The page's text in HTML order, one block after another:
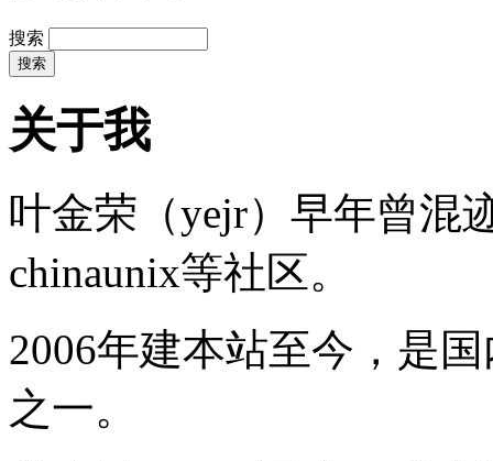
搜索
关于我
叶金荣（yejr）早年曾混
chinaunix等社区。
2006年建本站至今，是
之一。